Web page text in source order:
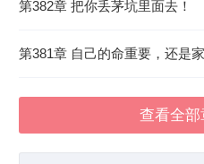
第382章 把你丢茅坑里面去！
第381章 自己的命重要，还是
查看全部